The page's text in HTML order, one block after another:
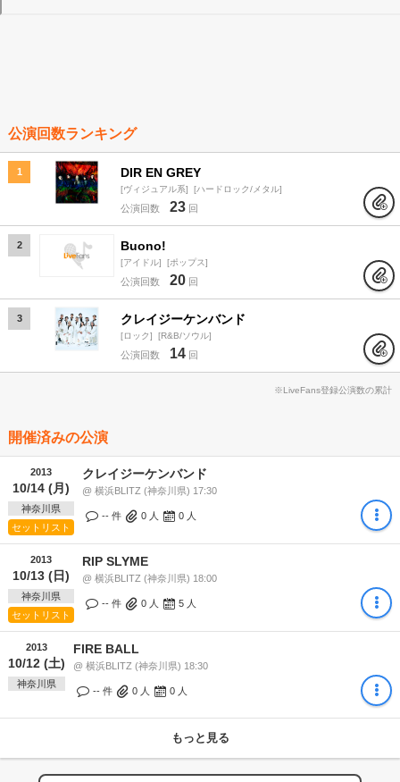
公演回数ランキング
1 DIR EN GREY
ヴィジュアル系 ハードロック/メタル
公演回数 23 回
2 Buono!
アイドル ポップス
公演回数 20 回
3 クレイジーケンバンド
ロック R&B/ソウル
公演回数 14 回
※LiveFans登録公演数の累計
開催済みの公演
2013
10/14 (月)
神奈川県
セットリスト
クレイジーケンバンド
@ 横浜BLITZ (神奈川県) 17:30
-- 件 0 人 0 人
2013
10/13 (日)
神奈川県
セットリスト
RIP SLYME
@ 横浜BLITZ (神奈川県) 18:00
-- 件 0 人 5 人
2013
10/12 (土)
神奈川県
FIRE BALL
@ 横浜BLITZ (神奈川県) 18:30
-- 件 0 人 0 人
もっと見る